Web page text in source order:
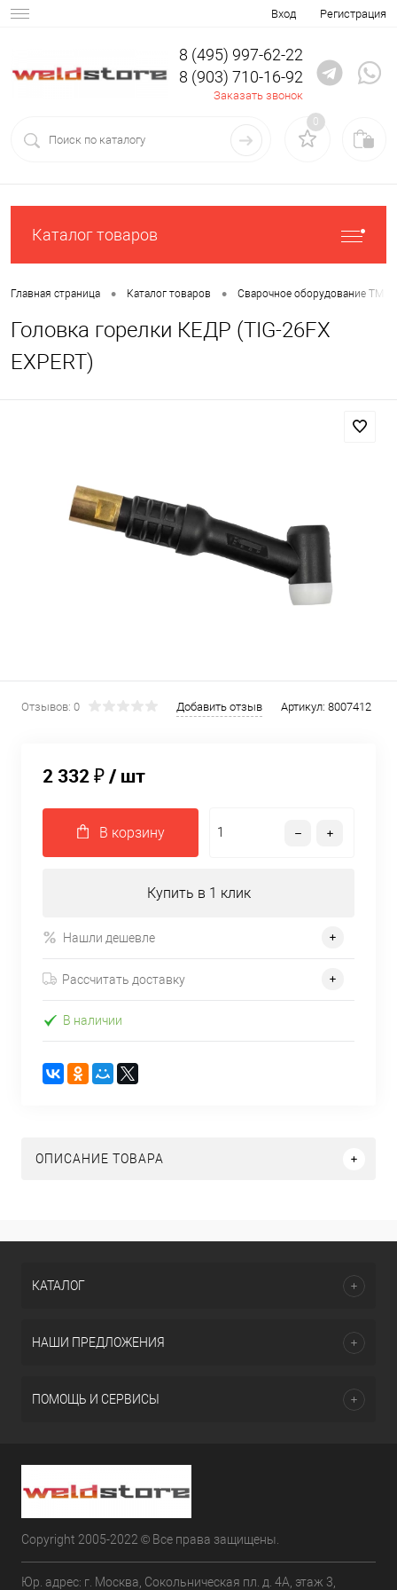
Вход Регистрация
8 (495) 997-62-22
8 (903) 710-16-92
Заказать звонок
0
Каталог товаров
Главная страница • Каталог товаров • Сварочное оборудование ТМ
Головка горелки КЕДР (TIG-26FX
EXPERT)
Отзывов: 0 Добавить отзыв Артикул: 8007412
2 332 ₽/ шт
В корзину
Купить в 1 клик
Нашли дешевле
Рассчитать доставку
В наличии
ОПИСАНИЕ ТОВАРА
КАТАЛОГ
НАШИ ПРЕДЛОЖЕНИЯ
ПОМОЩЬ И СЕРВИСЫ
Copyright 2005-2022 © Все права защищены.
Юр. адрес: г. Москва, Сокольническая пл. д. 4А, этаж 3,